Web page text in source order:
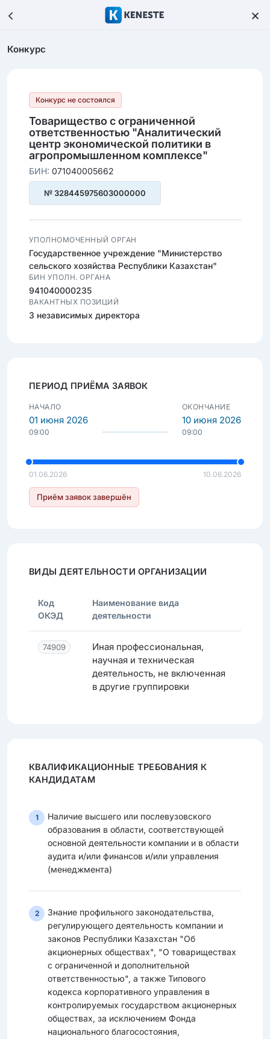
Конкурс
Конкурс не состоялся
Товарищество с ограниченной
ответственностью "Аналитический
центр экономической политики в
агропромышленном комплексе"
БИН: 071040005662
№ 328445975603000000
УПОЛНОМОЧЕННЫЙ ОРГАН
Государственное учреждение "Министерство
сельского хозяйства Республики Казахстан"
БИН УПОЛН. ОРГАНА
941040000235
ВАКАНТНЫХ ПОЗИЦИЙ
3 независимых директора
ПЕРИОД ПРИЁМА ЗАЯВОК
НАЧАЛО
01 июня 2026
09:00
ОКОНЧАНИЕ
10 июня 2026
09:00
01.06.2026 10.06.2026
Приём заявок завершён
ВИДЫ ДЕЯТЕЛЬНОСТИ ОРГАНИЗАЦИИ
Код
ОКЭД
Наименование вида
деятельности
74909
Иная профессиональная,
научная и техническая
деятельность, не включенная
в другие группировки
КВАЛИФИКАЦИОННЫЕ ТРЕБОВАНИЯ К
КАНДИДАТАМ
1
Наличие высшего или послевузовского
образования в области, соответствующей
основной деятельности компании и в области
аудита и/или финансов и/или управления
(менеджмента)
2
Знание профильного законодательства,
регулирующего деятельность компании и
законов Республики Казахстан "Об
акционерных обществах", "О товариществах
с ограниченной и дополнительной
ответственностью", а также Типового
кодекса корпоративного управления в
контролируемых государством акционерных
обществах, за исключением Фонда
национального благосостояния,